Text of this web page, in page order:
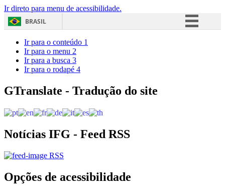
Ir direto para menu de acessibilidade.
BRASIL
Acesso à informação
Ir para o conteúdo 1
Ir para o menu 2
Ir para a busca 3
Ir para o rodapé 4
GTranslate - Tradução do site
Notícias IFG - Feed RSS
RSS
Opções de acessibilidade